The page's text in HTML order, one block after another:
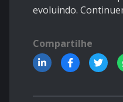
evoluindo.
Compartilhe